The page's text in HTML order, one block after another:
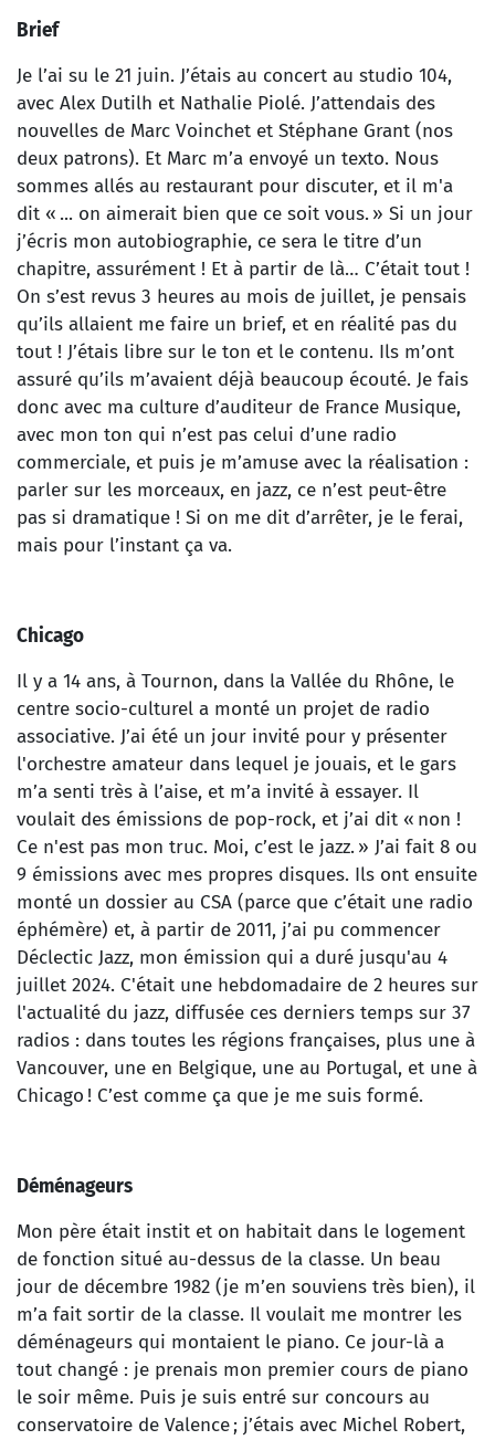
Brief
Je l’ai su le 21 juin. J’étais au concert au studio 104,
avec Alex Dutilh et Nathalie Piolé. J’attendais des
nouvelles de Marc Voinchet et Stéphane Grant (nos
deux patrons). Et Marc m’a envoyé un texto. Nous
sommes allés au restaurant pour discuter, et il m'a
dit « ... on aimerait bien que ce soit vous. » Si un jour
j’écris mon autobiographie, ce sera le titre d’un
chapitre, assurément ! Et à partir de là… C’était tout !
On s’est revus 3 heures au mois de juillet, je pensais
qu’ils allaient me faire un brief, et en réalité pas du
tout ! J’étais libre sur le ton et le contenu. Ils m’ont
assuré qu’ils m’avaient déjà beaucoup écouté. Je fais
donc avec ma culture d’auditeur de France Musique,
avec mon ton qui n’est pas celui d’une radio
commerciale, et puis je m’amuse avec la réalisation :
parler sur les morceaux, en jazz, ce n’est peut-être
pas si dramatique ! Si on me dit d’arrêter, je le ferai,
mais pour l’instant ça va.
Chicago
Il y a 14 ans, à Tournon, dans la Vallée du Rhône, le
centre socio-culturel a monté un projet de radio
associative. J’ai été un jour invité pour y présenter
l'orchestre amateur dans lequel je jouais, et le gars
m’a senti très à l’aise, et m’a invité à essayer. Il
voulait des émissions de pop-rock, et j’ai dit « non !
Ce n'est pas mon truc. Moi, c’est le jazz. » J’ai fait 8 ou
9 émissions avec mes propres disques. Ils ont ensuite
monté un dossier au CSA (parce que c’était une radio
éphémère) et, à partir de 2011, j’ai pu commencer
Déclectic Jazz, mon émission qui a duré jusqu'au 4
juillet 2024. C'était une hebdomadaire de 2 heures sur
l'actualité du jazz, diffusée ces derniers temps sur 37
radios : dans toutes les régions françaises, plus une à
Vancouver, une en Belgique, une au Portugal, et une à
Chicago ! C’est comme ça que je me suis formé.
Déménageurs
Mon père était instit et on habitait dans le logement
de fonction situé au-dessus de la classe. Un beau
jour de décembre 1982 (je m’en souviens très bien), il
m’a fait sortir de la classe. Il voulait me montrer les
déménageurs qui montaient le piano. Ce jour-là a
tout changé : je prenais mon premier cours de piano
le soir même. Puis je suis entré sur concours au
conservatoire de Valence ; j’étais avec Michel Robert,